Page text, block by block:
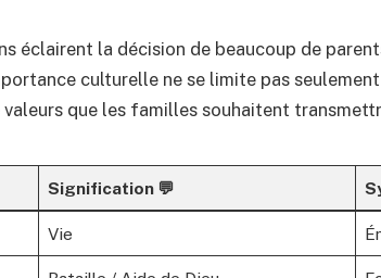
éclairent la décision de beaucoup de
culturelle ne se limite pas
que les familles souhaitent
Signification 💬
Vie